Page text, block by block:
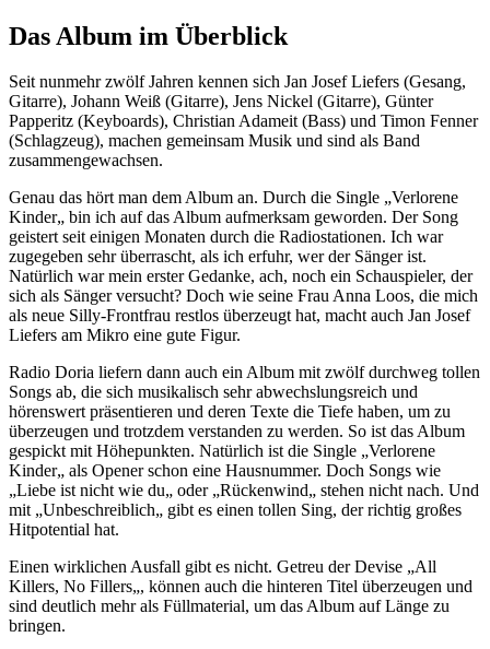
Das Album im Überblick
Seit nunmehr zwölf Jahren kennen sich Jan Josef Liefers (Gesang,
Gitarre), Johann Weiß (Gitarre), Jens Nickel (Gitarre), Günter
Papperitz (Keyboards), Christian Adameit (Bass) und Timon Fenner
(Schlagzeug), machen gemeinsam Musik und sind als Band
zusammengewachsen.
Genau das hört man dem Album an. Durch die Single „Verlorene
Kinder„ bin ich auf das Album aufmerksam geworden. Der Song
geistert seit einigen Monaten durch die Radiostationen. Ich war
zugegeben sehr überrascht, als ich erfuhr, wer der Sänger ist.
Natürlich war mein erster Gedanke, ach, noch ein Schauspieler, der
sich als Sänger versucht? Doch wie seine Frau Anna Loos, die mich
als neue Silly-Frontfrau restlos überzeugt hat, macht auch Jan Josef
Liefers am Mikro eine gute Figur.
Radio Doria liefern dann auch ein Album mit zwölf durchweg tollen
Songs ab, die sich musikalisch sehr abwechslungsreich und
hörenswert präsentieren und deren Texte die Tiefe haben, um zu
überzeugen und trotzdem verstanden zu werden. So ist das Album
gespickt mit Höhepunkten. Natürlich ist die Single „Verlorene
Kinder„ als Opener schon eine Hausnummer. Doch Songs wie
„Liebe ist nicht wie du„ oder „Rückenwind„ stehen nicht nach. Und
mit „Unbeschreiblich„ gibt es einen tollen Sing, der richtig großes
Hitpotential hat.
Einen wirklichen Ausfall gibt es nicht. Getreu der Devise „All
Killers, No Fillers„, können auch die hinteren Titel überzeugen und
sind deutlich mehr als Füllmaterial, um das Album auf Länge zu
bringen.